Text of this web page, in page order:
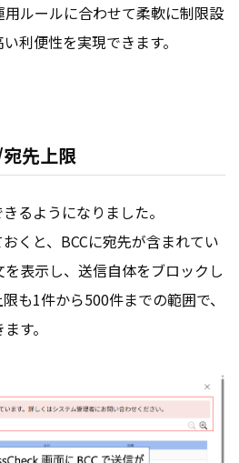
ルールに合わせて柔軟に制限設
利便性を実現できます。
先上限
るようになりました。
くと、BCCに宛先が含まれてい
表示し、送信自体をブロックし
も1件から500件までの範囲で、
す。